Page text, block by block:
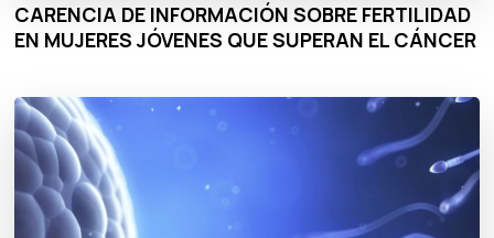
CARENCIA DE INFORMACIÓN SOBRE FERTILIDAD
EN MUJERES JÓVENES QUE SUPERAN EL CÁNCER